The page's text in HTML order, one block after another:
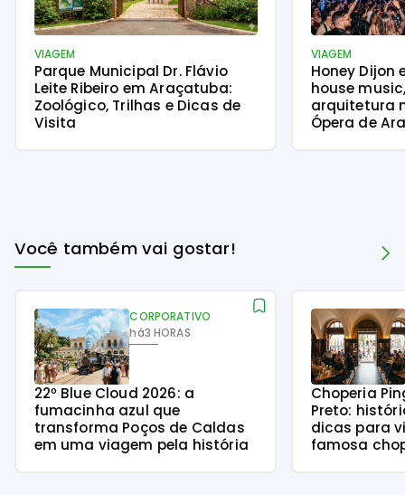
VIAGEM
Parque Municipal Dr. Flávio
Leite Ribeiro em Araçatuba:
Zoológico, Trilhas e Dicas de
Visita
VIAGEM
Honey Dijon
house
arquitetura
Ópera de
Você também vai gostar!
CORPORATIVO
há3 HORAS
22º Blue Cloud 2026: a
fumacinha azul que
transforma Poços de Caldas
em uma viagem pela história
Choperia
Preto:
dicas para
famosa